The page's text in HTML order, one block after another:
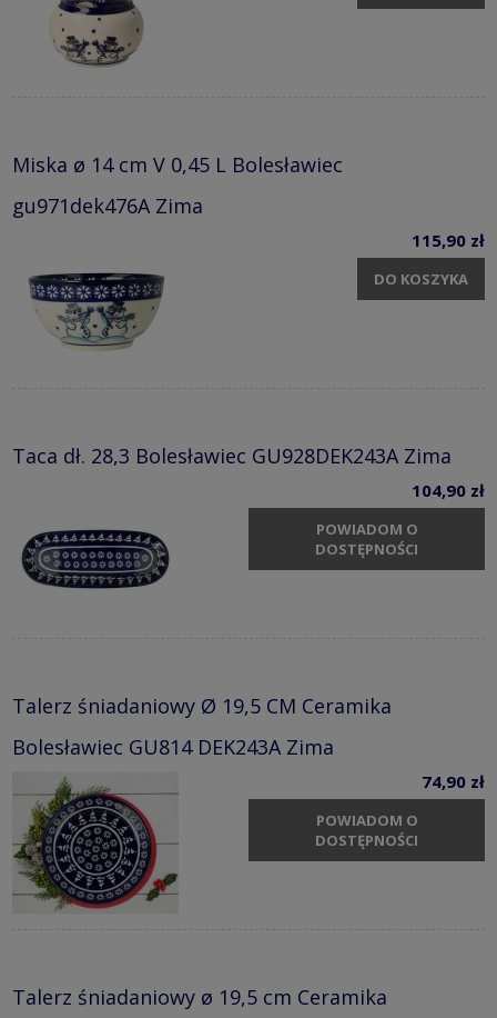
Miska ø 14 cm V 0,45 L Bolesławiec
gu971dek476A Zima
115,90 zł
DO KOSZYKA
Taca dł. 28,3 Bolesławiec GU928DEK243A Zima
104,90 zł
POWIADOM O
DOSTĘPNOŚCI
Talerz śniadaniowy Ø 19,5 CM Ceramika
Bolesławiec GU814 DEK243A Zima
74,90 zł
POWIADOM O
DOSTĘPNOŚCI
Talerz śniadaniowy ø 19,5 cm Ceramika